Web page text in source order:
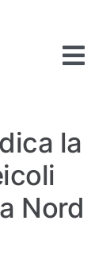
Fleet
e News
la
Nord